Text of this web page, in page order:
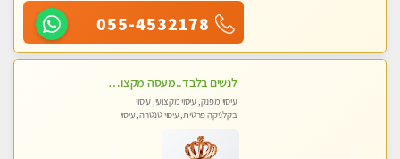
055-4532178
לנשים בלבד..מעסה מקצועי לנשים בלבד
עיסוי מפנק, עיסוי מקצועי, עיסוי
בקלניקה פרטית, עיסוי טנטרה, עיסוי